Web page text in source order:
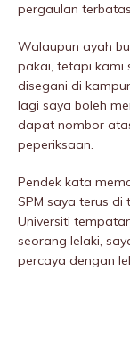
pergaulan
Walaupun ayah
pakai, tetapi kami
disegani di
lagi saya boleh
dapat nombor
peperiksaan.
Pendek kata
SPM saya terus
Universiti
seorang lelaki,
percaya dengan